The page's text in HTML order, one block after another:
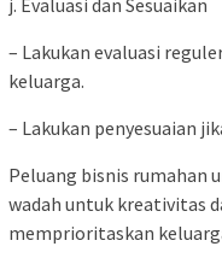
j. Evaluasi dan Sesuaikan
– Lakukan evaluasi
keluarga.
– Lakukan penyesuaian
Peluang bisnis rumahan
wadah untuk kreativitas
memprioritaskan